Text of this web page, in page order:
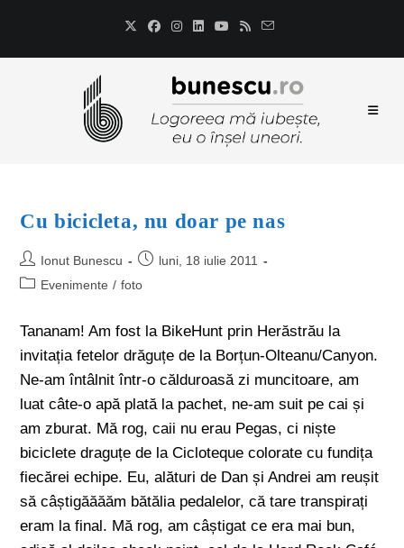
Cu bicicleta, nu doar pe nas
Ionut Bunescu
luni, 18 iulie 2011
Evenimente / foto
Tananam! Am fost la BikeHunt prin Herăstrău la
invitația fetelor drăguțe de la Borțun-Olteanu/Canyon.
Ne-am întâlnit într-o călduroasă zi muncitoare, am
luat câte-o apă plată la pachet, ne-am suit pe cai și
am zburat. Mă rog, caii nu erau Pegas, ci niște
biciclete draguțe de la Cicloteque colorate cu fundița
fiecărei echipe. Eu, alături de Dan și Andrei am reușit
să câștigăăăăm bătălia pedalelor, că tare transpirați
eram la final. Mă rog, am câștigat ce era mai bun,